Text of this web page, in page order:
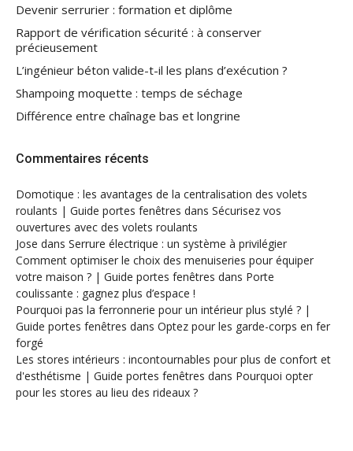
Devenir serrurier : formation et diplôme
Rapport de vérification sécurité : à conserver
précieusement
L’ingénieur béton valide-t-il les plans d’exécution ?
Shampoing moquette : temps de séchage
Différence entre chaînage bas et longrine
Commentaires récents
Domotique : les avantages de la centralisation des volets
roulants | Guide portes fenêtres dans Sécurisez vos
ouvertures avec des volets roulants
Jose dans Serrure électrique : un système à privilégier
Comment optimiser le choix des menuiseries pour équiper
votre maison ? | Guide portes fenêtres dans Porte
coulissante : gagnez plus d’espace !
Pourquoi pas la ferronnerie pour un intérieur plus stylé ? |
Guide portes fenêtres dans Optez pour les garde-corps en fer
forgé
Les stores intérieurs : incontournables pour plus de confort et
d'esthétisme | Guide portes fenêtres dans Pourquoi opter
pour les stores au lieu des rideaux ?